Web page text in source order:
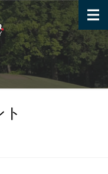
ト